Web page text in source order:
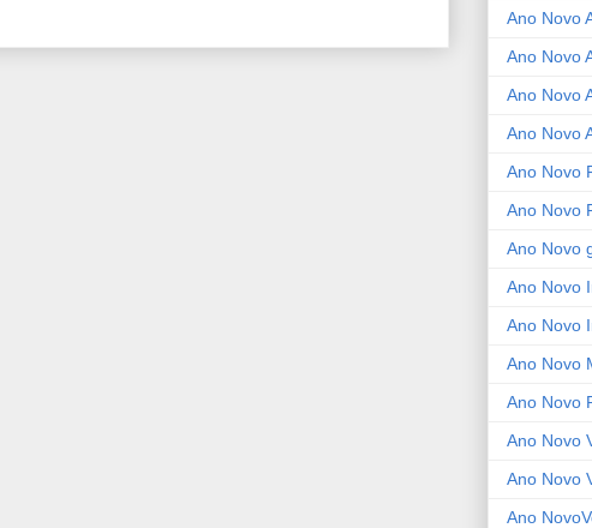
Ano Novo
Ano Novo
Ano Novo
Ano Novo
Ano Novo
Ano Novo
Ano Novo
Ano Novo
Ano Novo
Ano Novo
Ano Novo
Ano Novo
Ano Novo
Ano